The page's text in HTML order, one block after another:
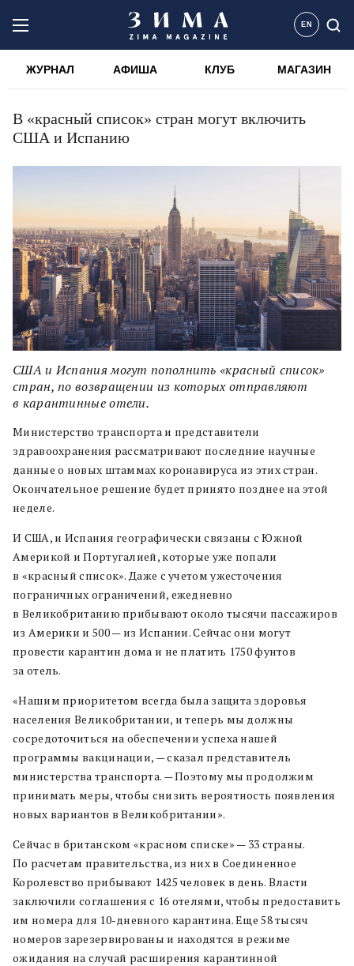
EN
ЖУРНАЛ АФИША КЛУБ МАГАЗИН
В «красный список» стран могут включить
США и Испанию
США и Испания могут пополнить «красный список»
стран, по возвращении из которых отправляют
в карантинные отели.
Министерство транспорта и представители
здравоохранения рассматривают последние научные
данные о новых штаммах коронавируса из этих стран.
Окончательное решение будет принято позднее на этой
неделе.
И США, и Испания географически связаны с Южной
Америкой и Португалией, которые уже попали
в «красный список». Даже с учетом ужесточения
пограничных ограничений, ежедневно
в Великобританию прибывают около тысячи пассажиров
из Америки и 500 — из Испании. Сейчас они могут
провести карантин дома и не платить 1750 фунтов
за отель.
«Нашим приоритетом всегда была защита здоровья
населения Великобритании, и теперь мы должны
сосредоточиться на обеспечении успеха нашей
программы вакцинации, — сказал представитель
министерства транспорта. — Поэтому мы продолжим
принимать меры, чтобы снизить вероятность появления
новых вариантов в Великобритании».
Сейчас в британском «красном списке» — 33 страны.
По расчетам правительства, из них в Соединенное
Королевство прибывают 1425 человек в день. Власти
заключили соглашения с 16 отелями, чтобы предоставить
им номера для 10-дневного карантина. Еще 58 тысяч
номеров зарезервированы и находятся в режиме
ожидания на случай расширения карантинной